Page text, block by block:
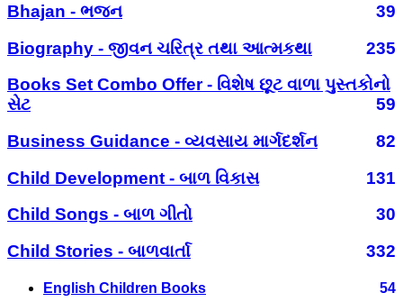
Bhajan - ભજન
39
Biography - જીવન ચરિત્ર તથા આત્મકથા
235
Books Set Combo Offer - વિશેષ છૂટ વાળા પુસ્તકોનો
સેટ
59
Business Guidance - વ્યવસાય માર્ગદર્શન
82
Child Development - બાળ વિકાસ
131
Child Songs - બાળ ગીતો
30
Child Stories - બાળવાર્તા
332
English Children Books 54